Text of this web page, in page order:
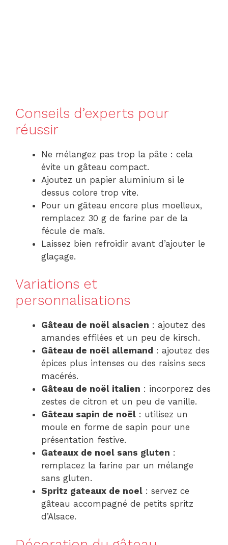
Conseils d’experts pour
réussir
Ne mélangez pas trop la pâte : cela
évite un gâteau compact.
Ajoutez un papier aluminium si le
dessus colore trop vite.
Pour un gâteau encore plus moelleux,
remplacez 30 g de farine par de la
fécule de maïs.
Laissez bien refroidir avant d’ajouter le
glaçage.
Variations et
personnalisations
Gâteau de noël alsacien : ajoutez des
amandes effilées et un peu de kirsch.
Gâteau de noël allemand : ajoutez des
épices plus intenses ou des raisins secs
macérés.
Gâteau de noël italien : incorporez des
zestes de citron et un peu de vanille.
Gâteau sapin de noël : utilisez un
moule en forme de sapin pour une
présentation festive.
Gateaux de noel sans gluten :
remplacez la farine par un mélange
sans gluten.
Spritz gateaux de noel : servez ce
gâteau accompagné de petits spritz
d’Alsace.